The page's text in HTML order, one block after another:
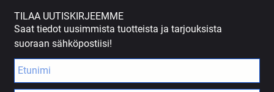
TILAA UUTISKIRJEEMME
Saat tiedot uusimmista tuotteista ja tarjouksista
suoraan sähköpostiisi!